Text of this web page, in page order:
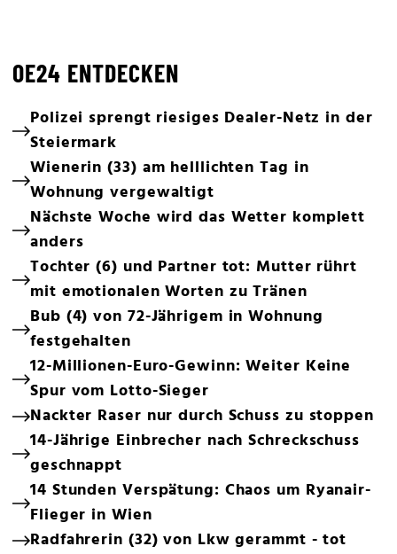
OE24 ENTDECKEN
Polizei sprengt riesiges Dealer-Netz in der
Steiermark
Wienerin (33) am helllichten Tag in
Wohnung vergewaltigt
Nächste Woche wird das Wetter komplett
anders
Tochter (6) und Partner tot: Mutter rührt
mit emotionalen Worten zu Tränen
Bub (4) von 72-Jährigem in Wohnung
festgehalten
12-Millionen-Euro-Gewinn: Weiter Keine
Spur vom Lotto-Sieger
Nackter Raser nur durch Schuss zu stoppen
14-Jährige Einbrecher nach Schreckschuss
geschnappt
14 Stunden Verspätung: Chaos um Ryanair-
Flieger in Wien
Radfahrerin (32) von Lkw gerammt - tot